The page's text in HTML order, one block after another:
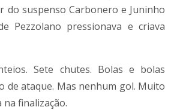
do suspenso Carbonero e Juninho
Pezzolano pressionava e criava
Sete chutes. Bolas e bolas
de ataque. Mas nenhum gol. Muito
finalização.